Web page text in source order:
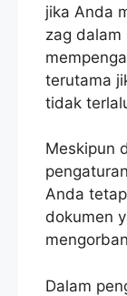
jika Anda
zag
terutama
tidak
Meskipun
Anda
dokumen
Dalam